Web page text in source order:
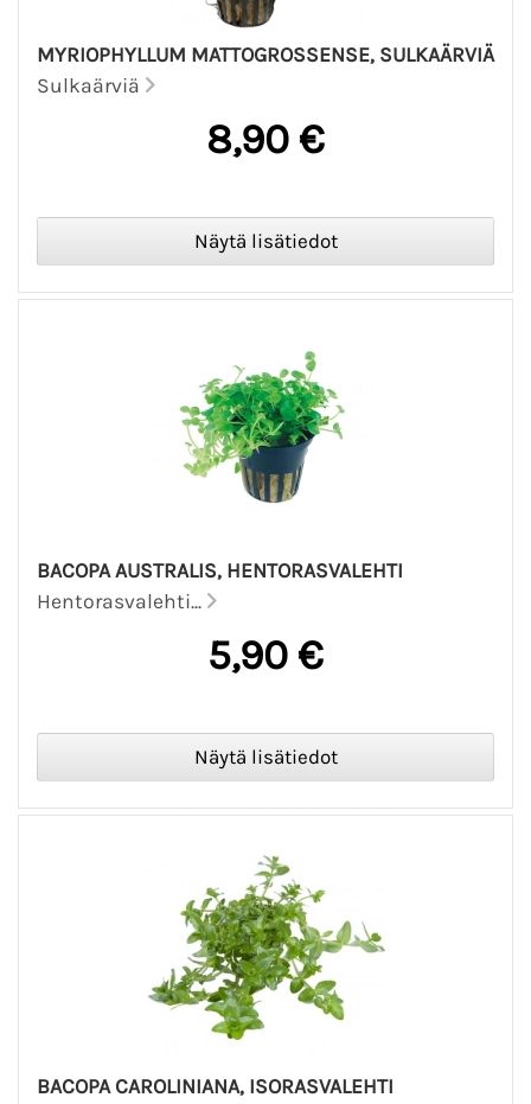
MYRIOPHYLLUM MATTOGROSSENSE, SULKAÄRVIÄ
Sulkaärviä
8,90 €
BACOPA AUSTRALIS, HENTORASVALEHTI
Hentorasvalehti...
5,90 €
BACOPA CAROLINIANA, ISORASVALEHTI